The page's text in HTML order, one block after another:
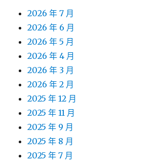
2026 年 7 月
2026 年 6 月
2026 年 5 月
2026 年 4 月
2026 年 3 月
2026 年 2 月
2025 年 12 月
2025 年 11 月
2025 年 9 月
2025 年 8 月
2025 年 7 月